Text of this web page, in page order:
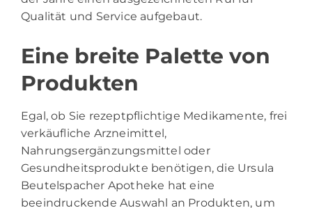
Qualität und Service aufgebaut.
Eine breite Palette von
Produkten
Egal, ob Sie rezeptpflichtige Medikamente, frei
verkäufliche Arzneimittel,
Nahrungsergänzungsmittel oder
Gesundheitsprodukte benötigen, die Ursula
Beutelspacher Apotheke hat eine
beeindruckende Auswahl an Produkten, um